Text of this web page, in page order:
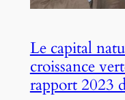
Le capital
croissance
rapport 2023